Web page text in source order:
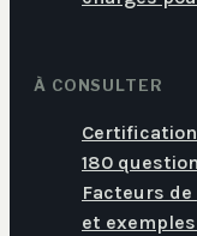
À CONSULTER
Certification
180
Facteurs
et